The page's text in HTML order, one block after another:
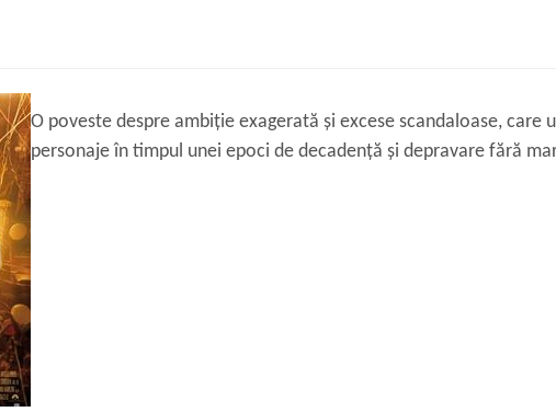
O poveste despre ambiție exagerată și excese scandaloase,
personaje în timpul unei epoci de decadență și depravare fără